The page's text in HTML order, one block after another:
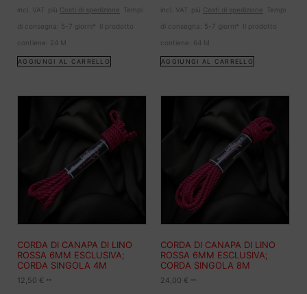
incl. VAT
più Costi di spedizione
Tempi
di consegna: 5-7 giorni*
Il prodotto
contiene: 24 M
AGGIUNGI AL CARRELLO
incl. VAT
più Costi di spedizione
Tempi
di consegna: 5-7 giorni*
Il prodotto
contiene: 64 M
AGGIUNGI AL CARRELLO
CORDA DI CANAPA DI LINO
ROSSA 6MM ESCLUSIVA;
CORDA SINGOLA 4M
12,50 € **
CORDA DI CANAPA DI LINO
ROSSA 6MM ESCLUSIVA;
CORDA SINGOLA 8M
24,00 € **